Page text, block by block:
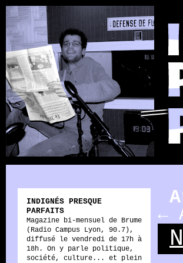
←
INDIGNÉS PRESQUE
PARFAITS
Magazine bi-mensuel de Brume
(Radio Campus Lyon, 90.7),
diffusé le vendredi de 17h à
18h. On y parle politique,
société, culture... et plein